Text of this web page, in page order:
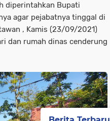
diperintahkan Bupati
agar pejabatnya tinggal di
, Kamis (23/09/2021)
dan rumah dinas cenderung